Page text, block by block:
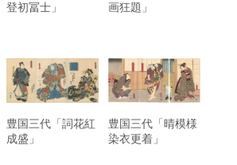
登初冨士」
画狂題」
豊国三代「詞花紅
成盛」
豊国三代「晴模様
染衣更着」